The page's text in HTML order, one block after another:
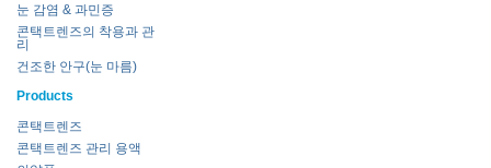
눈 감염 & 과민증
콘택트렌즈의 착용과 관
리
건조한 안구(눈 마름)
Products
콘택트렌즈
콘택트렌즈 관리 용액